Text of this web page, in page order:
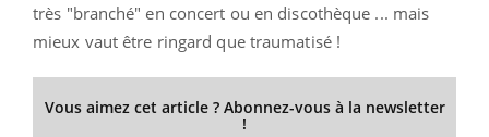
très "branché" en concert ou en discothèque ... mais
mieux vaut être ringard que traumatisé !
Vous aimez cet article ? Abonnez-vous à la newsletter
!